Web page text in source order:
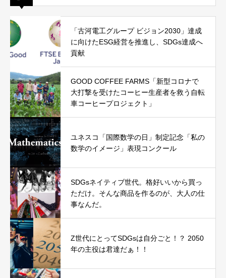
「古河電工グループ ビジョン2030」達成
に向けたESG経営を推進し、SDGs達成へ
貢献
GOOD COFFEE FARMS「新型コロナで
大打撃を受けたコーヒー生産者を救う自転
車コーヒープロジェクト」
ユネスコ「国際数学の日」制定記念「私の
数学のイメージ」表現コンクール
SDGsネイティブ世代。格好いいから買っ
ただけ。そんな商品を作るのが、大人の仕
事なんだ。
Z世代にとってSDGsは自分ごと！？ 2050
年の主役は君達だぁ！！